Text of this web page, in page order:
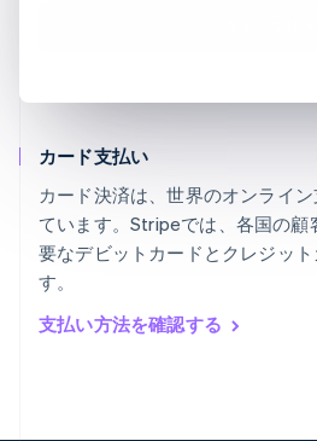
カード支払い
カード決済は、世界のオンライ
ています。Stripeでは、各国の顧
要なデビットカードとクレジッ
す。
支払い方法を確認する